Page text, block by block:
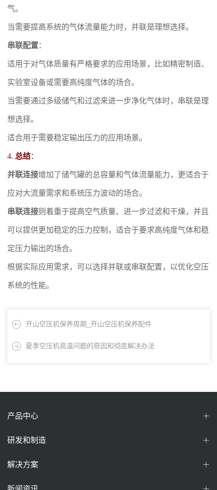
气。
当需要提高系统的气体流量能力时，并联是理想选择。
串联配置：
适用于对气体质量有严格要求的应用场景，比如精密制造、
实验室设备或需要高纯度气体的场合。
当需要通过多级储气和过滤来进一步净化气体时，串联是理
想选择。
适合用于需要稳定输出压力的应用场景。
4. 总结：
并联连接增加了储气罐的总容量和气体流量能力，更适合于
应对大流量需求和系统压力波动的场合。
串联连接则着重于提高空气质量、进一步过滤和干燥，并且
可以提供更加稳定的压力控制，适合于要求高纯度气体和稳
定压力输出的场合。
根据实际应用需求，可以选择并联或串联配置，以优化空压
系统的性能。
开山空压机保养周期_开山空压机保养配件
夏季空压机高温问题的原因和彻底解决办法
产品中心
研发和制造
解决方案